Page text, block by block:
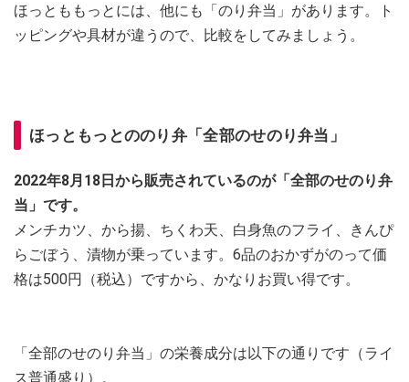
ほっとももっとには、他にも「のり弁当」があります。ト
ッピングや具材が違うので、比較をしてみましょう。
ほっともっとののり弁「全部のせのり弁当」
2022年8月18日から販売されているのが「全部のせのり弁
当」です。
メンチカツ、から揚、ちくわ天、白身魚のフライ、きんぴ
らごぼう、漬物が乗っています。6品のおかずがのって価
格は500円（税込）ですから、かなりお買い得です。
「全部のせのり弁当」の栄養成分は以下の通りです（ライ
ス普通盛り）。